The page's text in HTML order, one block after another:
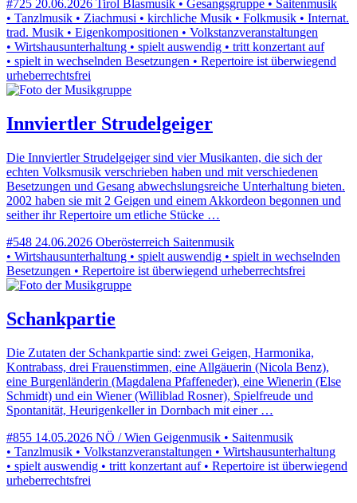
#725 20.06.2026 Tirol Blasmusik • Gesangsgruppe • Saitenmusik
• Tanzlmusik • Ziachmusi • kirchliche Musik • Folkmusik • Internat.
trad. Musik • Eigenkompositionen • Volkstanzveranstaltungen
• Wirtshausunterhaltung • spielt auswendig • tritt konzertant auf
• spielt in wechselnden Besetzungen • Repertoire ist überwiegend
urheberrechtsfrei
Innviertler Strudelgeiger
Die Innviertler Strudelgeiger sind vier Musikanten, die sich der
echten Volksmusik verschrieben haben und mit verschiedenen
Besetzungen und Gesang abwechslungsreiche Unterhaltung bieten.
2002 haben sie mit 2 Geigen und einem Akkordeon begonnen und
seither ihr Repertoire um etliche Stücke …
#548 24.06.2026 Oberösterreich Saitenmusik
• Wirtshausunterhaltung • spielt auswendig • spielt in wechselnden
Besetzungen • Repertoire ist überwiegend urheberrechtsfrei
Schankpartie
Die Zutaten der Schankpartie sind: zwei Geigen, Harmonika,
Kontrabass, drei Frauenstimmen, eine Allgäuerin (Nicola Benz),
eine Burgenländerin (Magdalena Pfaffeneder), eine Wienerin (Else
Schmidt) und ein Wiener (Williblad Rosner), Spielfreude und
Spontanität, Heurigenkeller in Dornbach mit einer …
#855 14.05.2026 NÖ / Wien Geigenmusik • Saitenmusik
• Tanzlmusik • Volkstanzveranstaltungen • Wirtshausunterhaltung
• spielt auswendig • tritt konzertant auf • Repertoire ist überwiegend
urheberrechtsfrei